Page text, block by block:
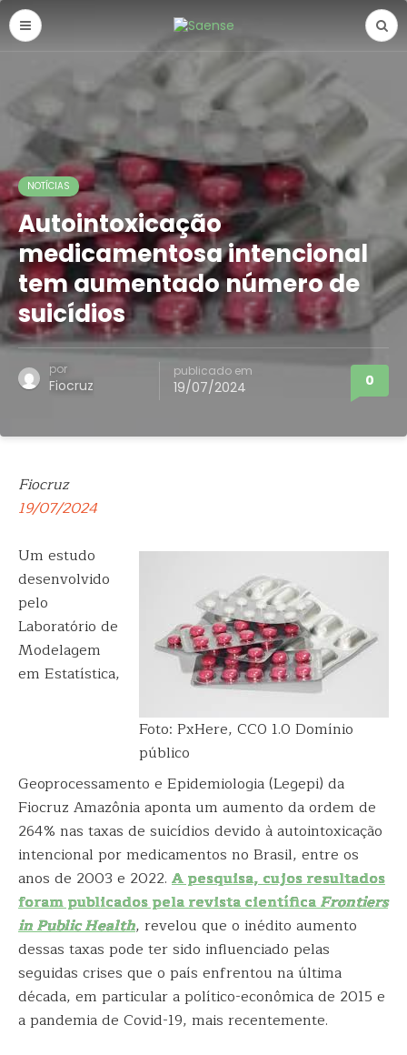
NOTÍCIAS
Autointoxicação
medicamentosa intencional
tem aumentado número de
suicídios
por
Fiocruz
publicado em
19/07/2024 0
Fiocruz
19/07/2024
Foto: PxHere, CC0 1.0 Domínio
público
Um estudo
desenvolvido
pelo
Laboratório de
Modelagem
em Estatística,
Geoprocessamento e Epidemiologia (Legepi) da
Fiocruz Amazônia aponta um aumento da ordem de
264% nas taxas de suicídios devido à autointoxicação
intencional por medicamentos no Brasil, entre os
anos de 2003 e 2022. A pesquisa, cujos resultados
foram publicados pela revista científicaFrontiers
in Public Health, revelou que o inédito aumento
dessas taxas pode ter sido influenciado pelas
seguidas crises que o país enfrentou na última
década, em particular a político-econômica de 2015 e
a pandemia de Covid-19, mais recentemente.